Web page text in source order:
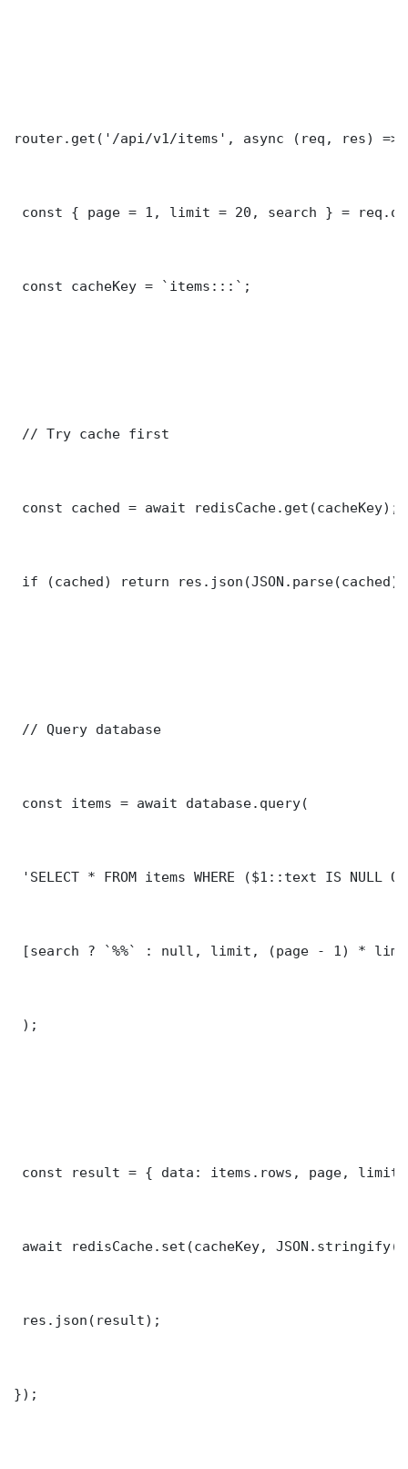
router.get('/api/v1/items', async (req, res) =>
const { page = 1, limit = 20, search } =
const cacheKey = `items:::`;
// Try cache first
const cached = await redisCache.get(cacheKey);
if (cached) return
// Query database
const items = await database.query(
'SELECT * FROM items WHERE ($1::text IS NULL
[search ? `%%` : null, limit, (page - 1) *
);
const result = { data: items.rows, page,
await redisCache.set(cacheKey,
res.json(result);
});